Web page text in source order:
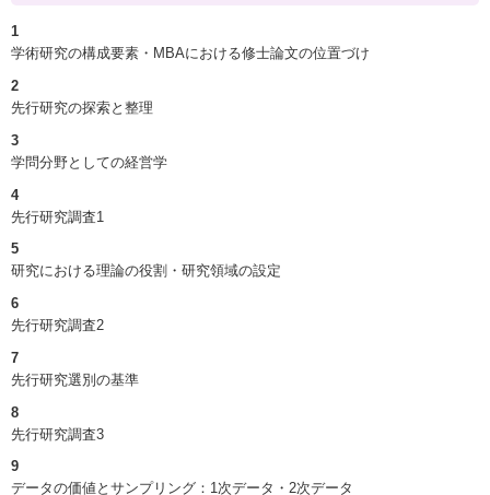
1
学術研究の構成要素・MBAにおける修士論文の位置づけ
2
先行研究の探索と整理
3
学問分野としての経営学
4
先行研究調査1
5
研究における理論の役割・研究領域の設定
6
先行研究調査2
7
先行研究選別の基準
8
先行研究調査3
9
データの価値とサンプリング：1次データ・2次データ